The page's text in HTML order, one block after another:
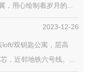
，用心绘制着岁月的...
2023-12-26
双钥匙公寓，层高
，近邻地铁六号线。...